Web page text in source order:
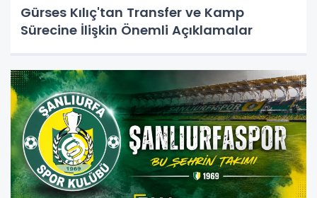
Gürses Kılıç'tan Transfer ve Kamp
Sürecine İlişkin Önemli Açıklamalar